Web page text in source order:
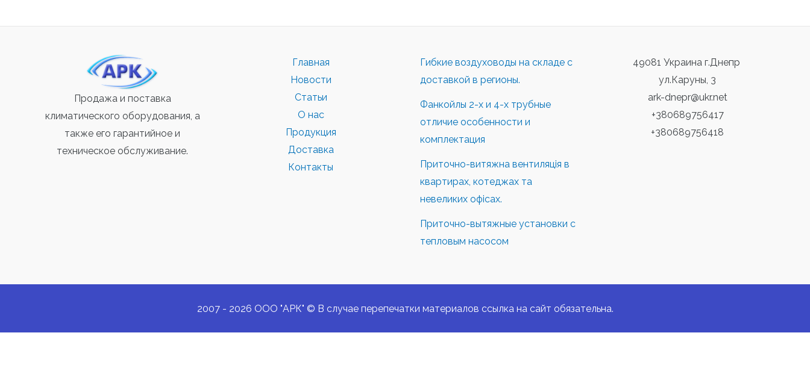
Продажа и поставка
климатического оборудования, а
также его гарантийное и
техническое обслуживание.
Главная
Новости
Статьи
О нас
Продукция
Доставка
Контакты
Гибкие воздуховоды на складе с
доставкой в регионы.
Фанкойлы 2-х и 4-х трубные
отличие особенности и
комплектация
Приточно-витяжна вентиляція в
квартирах, котеджах та
невеликих офісах.
Приточно-вытяжные установки с
тепловым насосом
49081 Украина г.Днепр
ул.Каруны, 3
ark-dnepr@ukr.net
+380689756417
+380689756418
2007 - 2026 ООО "АРК" © В случае перепечатки материалов ссылка на сайт обязательна.